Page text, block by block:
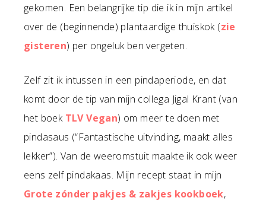
gekomen. Een belangrijke tip die ik in mijn artikel
over de (beginnende) plantaardige thuiskok (zie
gisteren) per ongeluk ben vergeten.
Zelf zit ik intussen in een pindaperiode, en dat
komt door de tip van mijn collega Jigal Krant (van
het boek TLV Vegan) om meer te doen met
pindasaus (“Fantastische uitvinding, maakt alles
lekker”). Van de weeromstuit maakte ik ook weer
eens zelf pindakaas. Mijn recept staat in mijn
Grote zónder pakjes & zakjes kookboek,